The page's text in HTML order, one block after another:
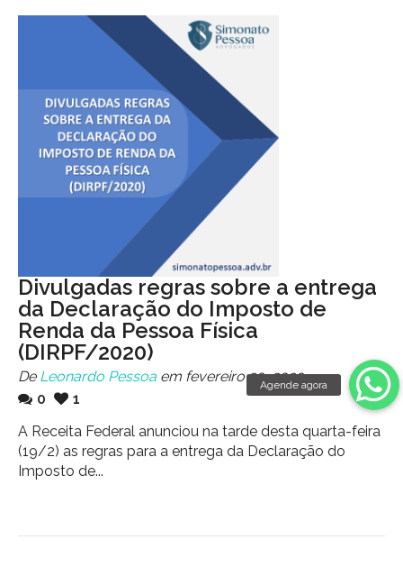
Divulgadas regras sobre a entrega
da Declaração do Imposto de
Renda da Pessoa Física
(DIRPF/2020)
De Leonardo Pessoa em fevereiro 20, 2020
0
1
A Receita Federal anunciou na tarde desta quarta-feira
(19/2) as regras para a entrega da Declaração do
Imposto de...